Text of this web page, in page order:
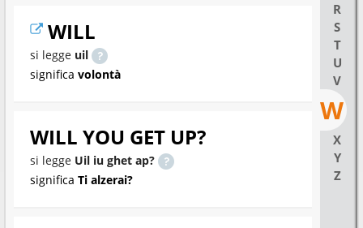
R
S
T
U
V
W
X
Y
Z
WILL
si legge uil
significa volontà
WILL YOU GET UP?
si legge Uil iu ghet ap?
significa Ti alzerai?